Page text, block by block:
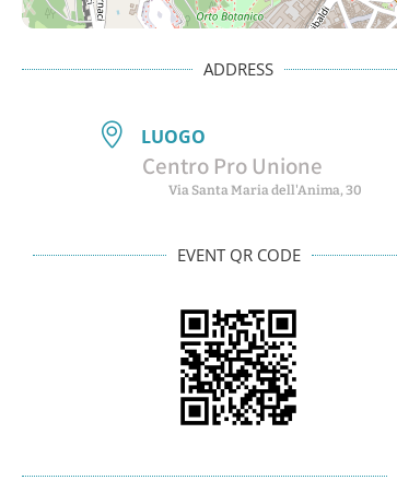
ADDRESS
LUOGO
Centro Pro Unione
Via Santa Maria dell'Anima, 30
EVENT QR CODE